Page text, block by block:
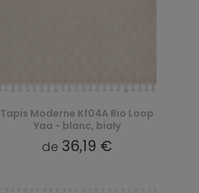
Tapis Moderne Kf04A Rio Loop
Yaa - blanc, biały
de 36,19 €